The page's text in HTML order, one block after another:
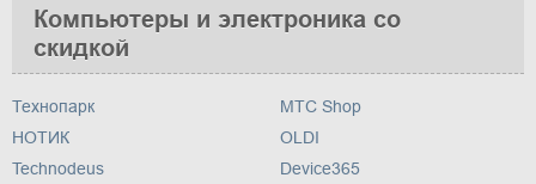
Компьютеры и электроника со
скидкой
Технопарк
НОТИК
Technodeus
МТС Shop
OLDI
Device365